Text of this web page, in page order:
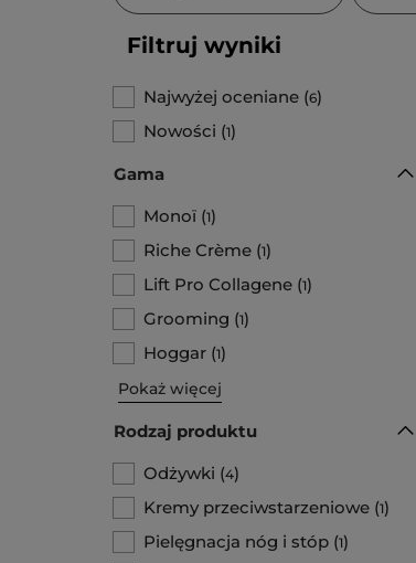
Filtruj wyniki
Najwyżej oceniane (6)
Nowości (1)
Gama
Monoï (1)
Riche Crème (1)
Lift Pro Collagene (1)
Grooming (1)
Hoggar (1)
Pokaż więcej
Rodzaj produktu
Odżywki (4)
Kremy przeciwstarzeniowe (1)
Pielęgnacja nóg i stóp (1)